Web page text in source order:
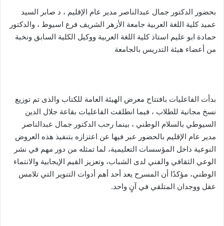
بحضور الدكتور جمال عبدالناصر مدير عام الإقليم ، د صابر السيد
عميد كلية اللغة العربية جامعة الأزهر الشريف فرع اسيوط ، والدكتور
حمادة ابو عليم استاذ كلية اللغة العربية ووكيل الكلية السابق ونخبة
من أعضاء هيئة التدريس بالجامعة
بدأت الفاعليات بافتتاح معرض الهيئة العامة للكتاب والذى تم توزيع
نسخ مجانية للطلاب ، فيما انطلقت الفاعليات بقاعة جلال الدين
السيوطي بالسلام الوطني ، بينما رحب الدكتور جمال عبدالناصر
مدير عام الإقليم بالحضور عبر فيها عن اعتزازه بتنفيذ هذه العروض
النوعية داخل المؤسسات التعليمية، لما تمثله من دور مهم في نشر
الوعي الثقافي والفني لدى الشباب، وتعزيز القيم الإيجابية والانتماء
الوطني، مؤكدًا أن المسرح يعد أحد أهم أدوات التنوير التي تلامس
عقل ووجدان المتلقي في آنٍ واحد.